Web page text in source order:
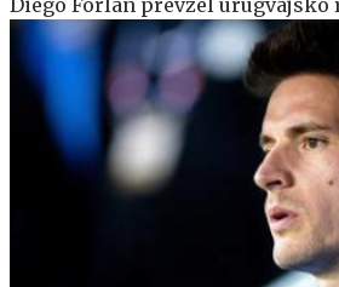
Diego Forlan prevzel urugvajsko